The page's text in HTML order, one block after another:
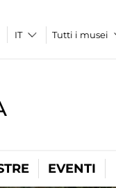
Tutti i musei
EVENTI